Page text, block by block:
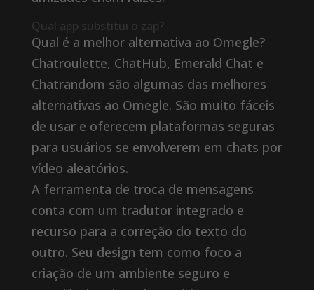
Qual app substitui o zap?
Qual é a melhor alternativa ao Omegle?
Chatroulette, ChatHub, Emerald Chat e
Chatrandom são algumas das melhores
alternativas ao Omegle. São muito fáceis
de usar e oferecem plataformas seguras
para usuários se envolverem em chats por
vídeo aleatórios.
A ferramenta de troca de mensagens
conta com um tradutor integrado e
recurso para a correção do texto do
outro. Seu design tem como foco a
criação de um ambiente seguro e